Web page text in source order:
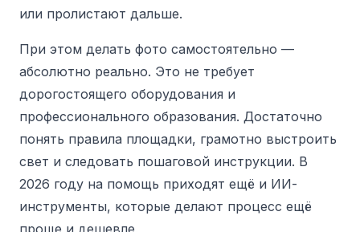
или пролистают дальше.
При этом делать фото самостоятельно —
абсолютно реально. Это не требует
дорогостоящего оборудования и
профессионального образования. Достаточно
понять правила площадки, грамотно выстроить
свет и следовать пошаговой инструкции. В
2026 году на помощь приходят ещё и ИИ-
инструменты, которые делают процесс ещё
проще и дешевле.